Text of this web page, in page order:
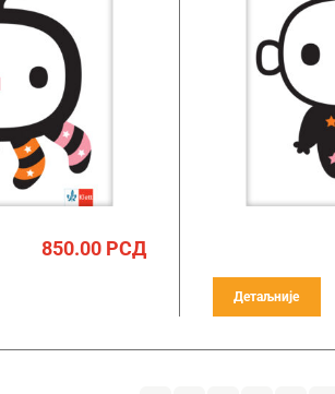
850.00РСД
Детаљније